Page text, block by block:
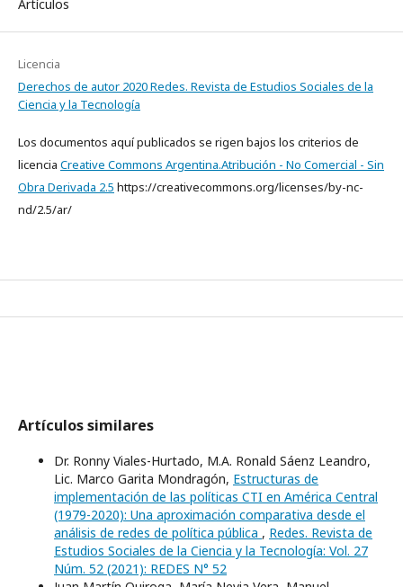
Artículos
Licencia
Derechos de autor 2020 Redes. Revista de Estudios Sociales de la
Ciencia y la Tecnología
Los documentos aquí publicados se rigen bajos los criterios de
licencia Creative Commons Argentina.Atribución - No Comercial - Sin
Obra Derivada 2.5 https://creativecommons.org/licenses/by-nc-
nd/2.5/ar/
Artículos similares
Dr. Ronny Viales-Hurtado, M.A. Ronald Sáenz Leandro,
Lic. Marco Garita Mondragón, Estructuras de
implementación de las políticas CTI en América Central
(1979-2020): Una aproximación comparativa desde el
análisis de redes de política pública , Redes. Revista de
Estudios Sociales de la Ciencia y la Tecnología: Vol. 27
Núm. 52 (2021): REDES N° 52